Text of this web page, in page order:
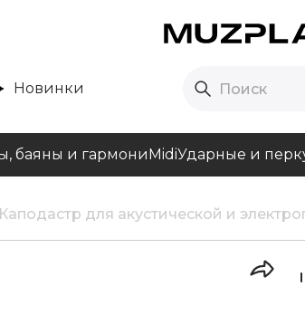
Новинки
баяны и гармониMidiУдарные и
Каподастр для акустической и